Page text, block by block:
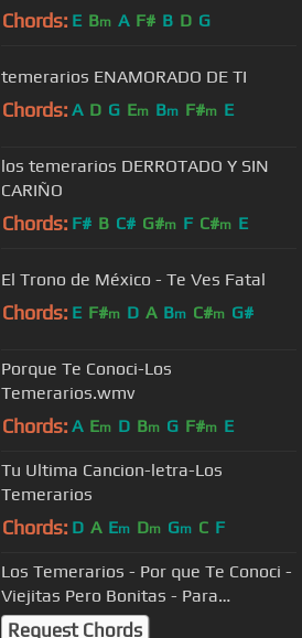
Chords: E Bm A F# B D G
temerarios ENAMORADO DE TI
Chords: A D G Em Bm F#m E
los temerarios DERROTADO Y SIN
CARIÑO
Chords: F# B C# G#m F C#m E
El Trono de México - Te Ves Fatal
Chords: E F#m D A Bm C#m G#
Porque Te Conoci-Los
Temerarios.wmv
Chords: A Em D Bm G F#m E
Tu Ultima Cancion-letra-Los
Temerarios
Chords: D A Em Dm Gm C F
Los Temerarios - Por que Te Conoci -
Viejitas Pero Bonitas - Para
Adoloridos
Request Chords